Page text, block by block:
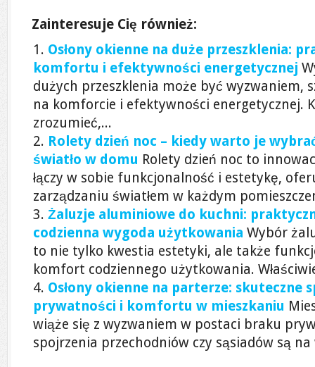
Zainteresuje Cię również:
Osłony okienne na duże przeszklenia:
komfortu i efektywności energetycznej
dużych przeszklenia może być wyzwaniem,
na komforcie i efektywności energetycznej.
zrozumieć,...
Rolety dzień noc – kiedy warto je
światło w domu Rolety dzień noc to
łączy w sobie funkcjonalność i estetykę,
zarządzaniu światłem w każdym
Żaluzje aluminiowe do kuchni:
codzienna wygoda użytkowania Wybór
to nie tylko kwestia estetyki, ale także
komfort codziennego użytkowania.
Osłony okienne na parterze: skuteczne
prywatności i komfortu w mieszkaniu
wiąże się z wyzwaniem w postaci braku
spojrzenia przechodniów czy sąsiadów są